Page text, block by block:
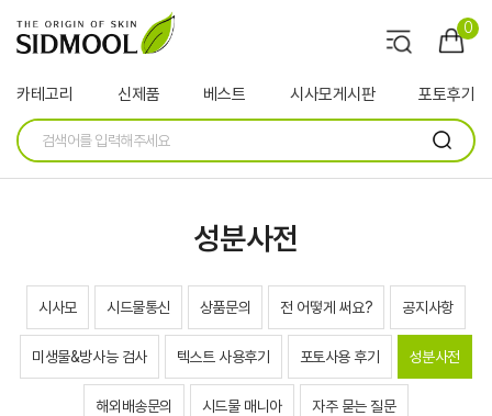
0
카테고리 신제품 베스트 시사모게시판 포토후기
성분사전
시사모 시드물통신 상품문의 전 어떻게 써요? 공지사항
미생물&방사능 검사 텍스트 사용후기 포토사용 후기 성분사전
해외배송문의 시드물 매니아 자주 묻는 질문